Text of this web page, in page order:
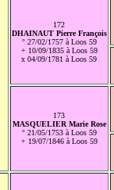
172
DHAINAUT Pierre François
° 27/02/1757 à Loos 59
+ 10/09/1835 à Loos 59
x 04/09/1781 à Loos 59
173
MASQUELIER Marie Rose
° 21/05/1753 à Loos 59
+ 19/07/1846 à Loos 59